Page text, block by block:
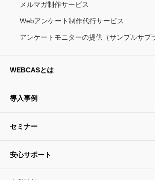
メルマガ制作サービス
Webアンケート制作代行サービス
アンケートモニターの提供（サンプルサプ
WEBCASとは
導入事例
セミナー
安心サポート